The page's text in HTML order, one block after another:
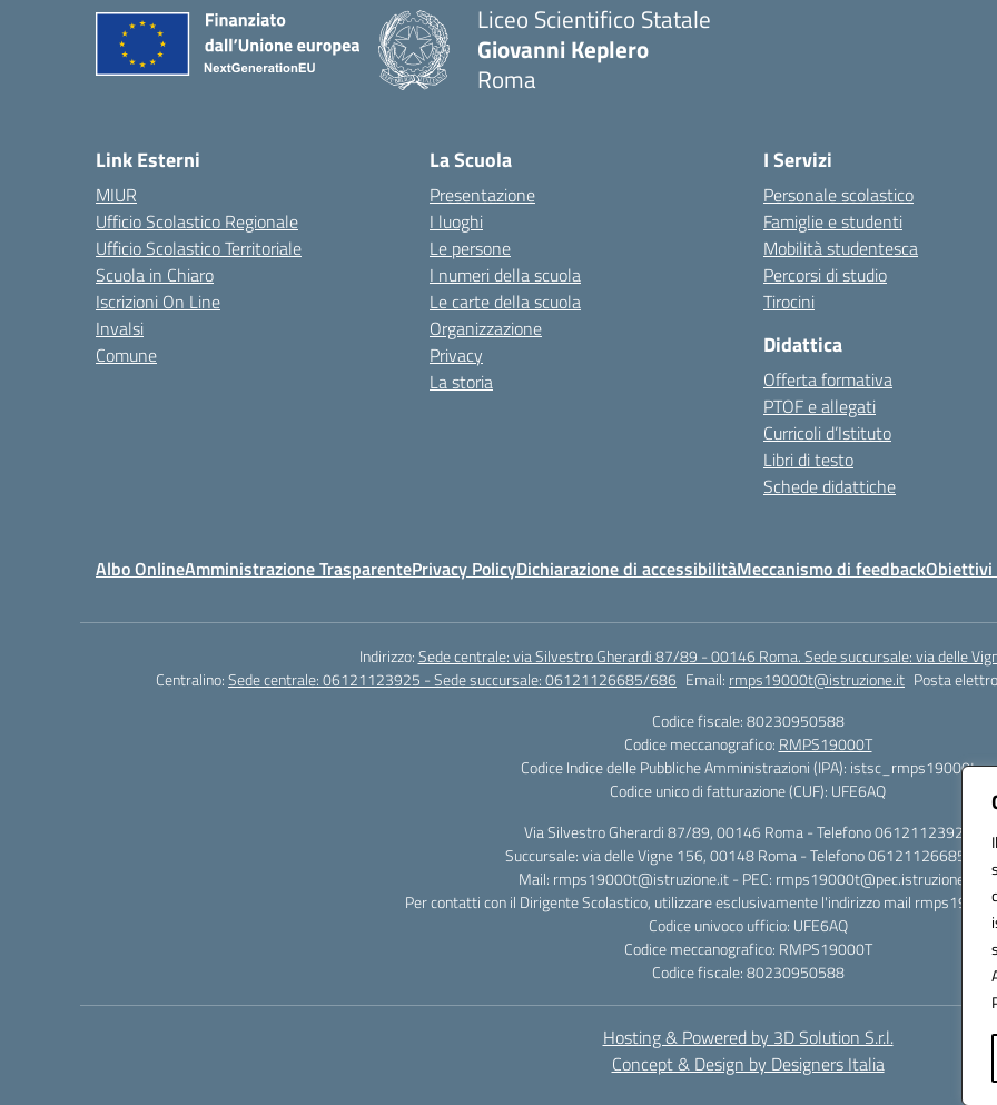
Liceo Scientifico Statale
Giovanni Keplero
Roma
Link Esterni
MIUR
Ufficio Scolastico Regionale
Ufficio Scolastico Territoriale
Scuola in Chiaro
Iscrizioni On Line
Invalsi
Comune
La Scuola
Presentazione
I luoghi
Le persone
I numeri della scuola
Le carte della scuola
Organizzazione
Privacy
La storia
I Servizi
Personale scolastico
Famiglie e studenti
Mobilità studentesca
Percorsi di studio
Tirocini
Didattica
Offerta formativa
PTOF e allegati
Curricoli d’Istituto
Libri di testo
Schede didattiche
Albo OnlineAmministrazione TrasparentePrivacy PolicyDichiarazione di accessibilitàMeccanismo di feedbackObiettivi
Indirizzo:Sede centrale: via Silvestro Gherardi 87/89 - 00146 Roma. Sede succursale: via delle
Centralino:Sede centrale: 06121123925 - Sede succursale: 06121126685/686 Email: rmps19000t@istruzione.it Posta
Codice fiscale: 80230950588
Codice meccanografico: RMPS19000T
Codice Indice delle Pubbliche Amministrazioni (IPA): istsc_rmps19000t
Codice unico di fatturazione (CUF): UFE6AQ
Via Silvestro Gherardi 87/89, 00146 Roma - Telefono 06121123925
Succursale: via delle Vigne 156, 00148 Roma - Telefono 06121126685/86
Mail: rmps19000t@istruzione.it - PEC: rmps19000t@pec.istruzione.it
Per contatti con il Dirigente Scolastico, utilizzare esclusivamente l'indirizzo mail
Codice univoco ufficio: UFE6AQ
Codice meccanografico: RMPS19000T
Codice fiscale: 80230950588
Hosting & Powered by 3D Solution S.r.l.
Concept & Design by Designers Italia